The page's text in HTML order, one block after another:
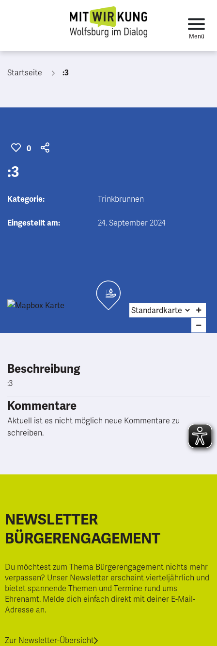
Startseite :3
0
:3
Kategorie: Trinkbrunnen
Eingestellt am: 24. September 2024
Beschreibung
:3
Kommentare
Aktuell ist es nicht möglich neue Kommentare zu
schreiben.
NEWSLETTER
BÜRGERENGAGEMENT
Du möchtest zum Thema Bürgerengagement nichts mehr
verpassen? Unser Newsletter erscheint vierteljährlich und
bietet spannende Themen und Termine rund ums
Ehrenamt. Melde dich einfach direkt mit deiner E-Mail-
Adresse an.
Zur Newsletter-Übersicht